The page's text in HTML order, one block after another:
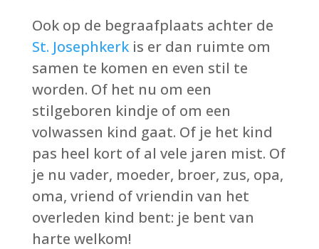
Ook op de begraafplaats achter de
St. Josephkerkis er dan ruimte om
samen te komen en even stil te
worden. Of het nu om een
stilgeboren kindje of om een
volwassen kind gaat. Of je het kind
pas heel kort of al vele jaren mist. Of
je nu vader, moeder, broer, zus, opa,
oma, vriend of vriendin van het
overleden kind bent: je bent van
harte welkom!